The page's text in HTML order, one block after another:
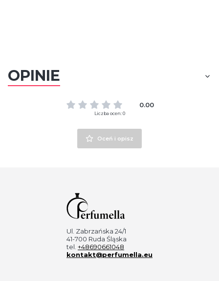
OPINIE
0.00
Liczba ocen: 0
Oceń i opisz
Ul. Zabrzańska 24/1
41-700 Ruda Śląska
tel. +48690661048
kontakt@perfumella.eu